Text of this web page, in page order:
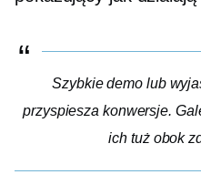
Szybkie demo lub
przyspiesza konwersje.
ich tuż obok